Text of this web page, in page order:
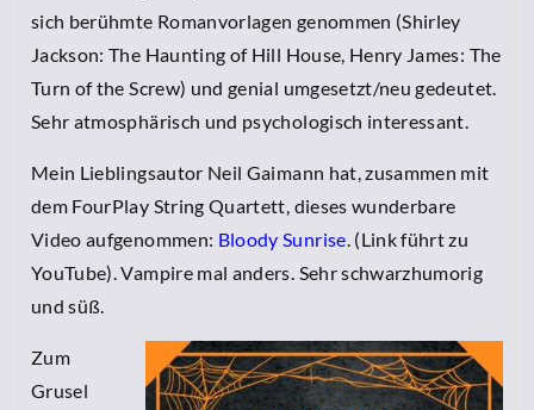
sich berühmte Romanvorlagen genommen (Shirley
Jackson: The Haunting of Hill House, Henry James: The
Turn of the Screw) und genial umgesetzt/neu gedeutet.
Sehr atmosphärisch und psychologisch interessant.
Mein Lieblingsautor Neil Gaimann hat, zusammen mit
dem FourPlay String Quartett, dieses wunderbare
Video aufgenommen: Bloody Sunrise . (Link führt zu
YouTube). Vampire mal anders. Sehr schwarzhumorig
und süß.
Zum
Grusel